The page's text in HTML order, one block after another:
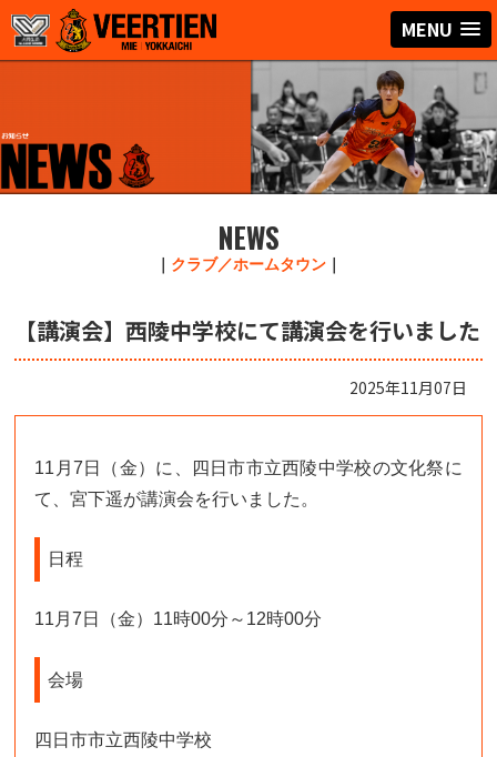
MENU
NEWS
クラブ／ホームタウン
【講演会】西陵中学校にて講演会を行いました
2025年11月07日
11月7日（金）に、四日市市立西陵中学校の文化祭に
て、宮下遥が講演会を行いました。
日程
11月7日（金）11時00分～12時00分
会場
四日市市立西陵中学校